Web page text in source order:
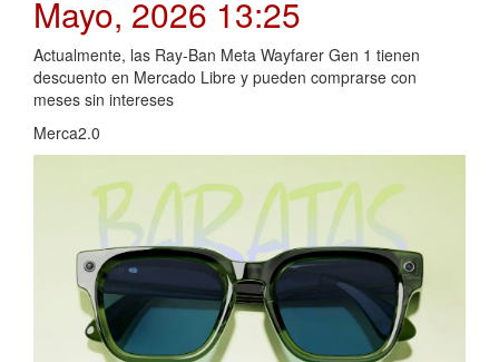
Mayo, 2026 13:25
Actualmente, las Ray-Ban Meta Wayfarer Gen 1 tienen
descuento en Mercado Libre y pueden comprarse con
meses sin intereses
Merca2.0